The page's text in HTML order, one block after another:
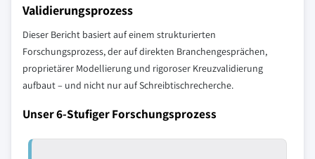
Validierungsprozess
Dieser Bericht basiert auf einem strukturierten
Forschungsprozess, der auf direkten Branchengesprächen,
proprietärer Modellierung und rigoroser Kreuzvalidierung
aufbaut – und nicht nur auf Schreibtischrecherche.
Unser 6-Stufiger Forschungsprozess